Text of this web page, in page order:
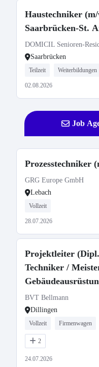
Haustechniker
Saarbrücken-St.
DOMICIL Senioren-
Saarbrücken
Teilzeit Weiterbildungen
02.08.2026
Job
Prozesstechniker
GRG Europe GmbH
Lebach
Vollzeit
28.07.2026
Projektleiter
Techniker /
Gebäudetechnik
BVT Bellmann
Dillingen
Vollzeit Firmenwagen
2
24.07.2026